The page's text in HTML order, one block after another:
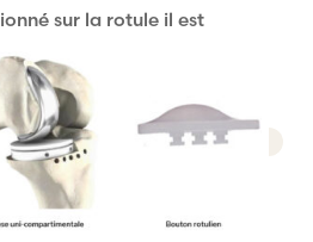
sur la rotule il est